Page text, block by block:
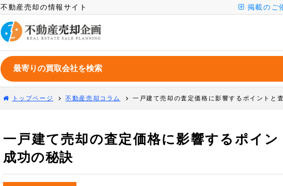
不動産売却の情報サイト 掲載のご
トップページ 不動産売却コラム 一戸建て売却の査定価格に影響するポイントと
一戸建て売却の査定価格に影響するポイン
成功の秘訣